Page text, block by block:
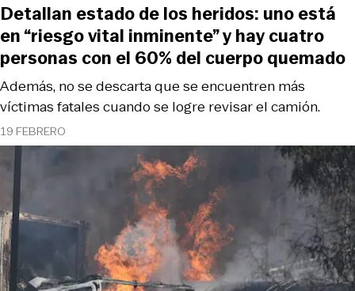
19 FEBRERO
Además, no se descarta que se encuentren más
víctimas fatales cuando se logre revisar el camión.
Detallan estado de los heridos: uno está
en “riesgo vital inminente” y hay cuatro
personas con el 60% del cuerpo quemado